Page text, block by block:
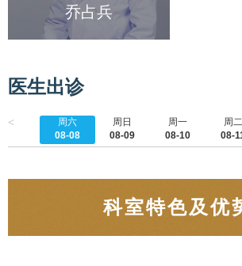
乔占兵
医生出诊
<
周六
08-08
周日
08-09
周一
08-10
周二
08-
科室特色及优